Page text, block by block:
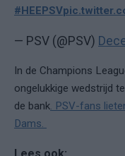
#HEEPSV
— PSV (@PSV)
In de Champions
ongelukkige wedstrijd
de bank. PSV-fans
Dams.